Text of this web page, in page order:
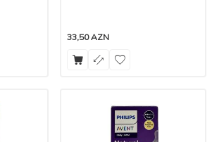
33,50AZN